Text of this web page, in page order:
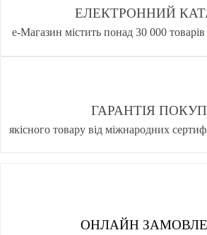
ЕЛЕКТРОННИЙ
е-Магазин містить понад 30 000
ГАРАНТІЯ
якісного товару від міжнародних
ОНЛАЙН